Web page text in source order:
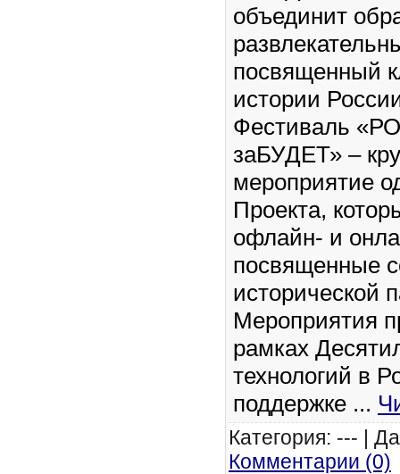
объединит
посвященный
истории
Фестиваль
заБУДЕТ» –
мероприятие
Проекта,
офлайн- и
посвященные
исторической
Мероприятия
рамках
технологий в
поддержке ...
Категория: --- |
Комментарии (0)